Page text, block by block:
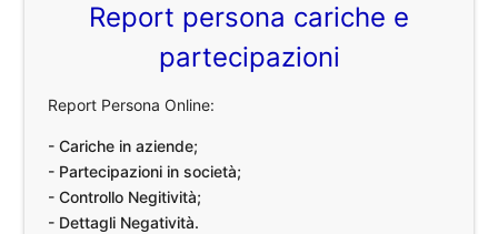
Report persona cariche e
partecipazioni
Report Persona Online:
- Cariche in aziende;
- Partecipazioni in società;
- Controllo Negitività;
- Dettagli Negatività.